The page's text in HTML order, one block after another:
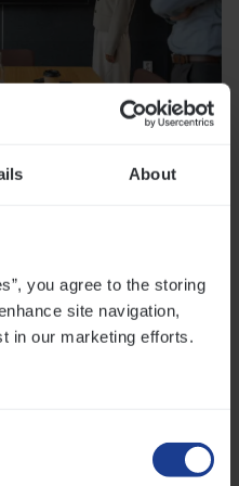
About
you agree to the storing
site navigation,
in our marketing efforts.
13.05.2026
Risk & Benefits
kwart miljard omzet
Matthynssens
& Benefits staat nu ook